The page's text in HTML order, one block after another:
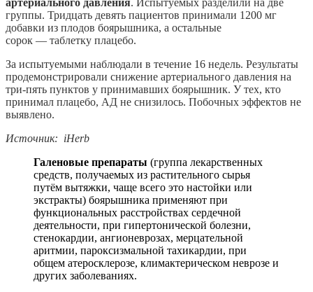
группы. Тридцать девять пациентов принимали 1200 мг
добавки из плодов боярышника, а остальные
сорок — таблетку плацебо.
За испытуемыми наблюдали в течение 16 недель. Результаты
продемонстрировали снижение артериального давления на
три-пять пунктов у принимавших боярышник. У тех, кто
принимал плацебо, АД не снизилось. Побочных эффектов не
выявлено.
Источник: iHerb
Галеновые препараты (группа лекарственных
средств, получаемых из растительного сырья
путём вытяжки, чаще всего это настойки или
экстракты) боярышника применяют при
функциональных расстройствах сердечной
деятельности, при гипертонической болезни,
стенокардии, ангионеврозах, мерцательной
аритмии, пароксизмальной тахикардии, при
общем атеросклерозе, климактерическом неврозе и
других заболеваниях.